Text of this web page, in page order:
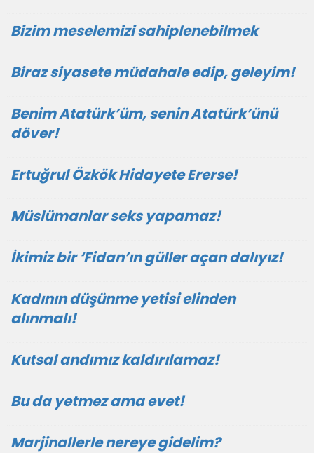
Bizim meselemizi sahiplenebilmek
Biraz siyasete müdahale edip, geleyim!
Benim Atatürk’üm, senin Atatürk’ünü
döver!
Ertuğrul Özkök Hidayete Ererse!
Müslümanlar seks yapamaz!
İkimiz bir ‘Fidan’ın güller açan dalıyız!
Kadının düşünme yetisi elinden
alınmalı!
Kutsal andımız kaldırılamaz!
Bu da yetmez ama evet!
Marjinallerle nereye gidelim?